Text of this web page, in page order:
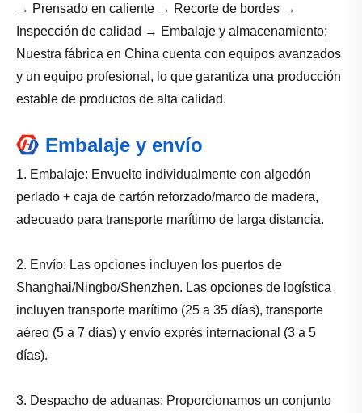
→ Prensado en caliente → Recorte de bordes →
Inspección de calidad → Embalaje y almacenamiento;
Nuestra fábrica en China cuenta con equipos avanzados
y un equipo profesional, lo que garantiza una producción
estable de productos de alta calidad.
Embalaje y envío
1. Embalaje: Envuelto individualmente con algodón
perlado + caja de cartón reforzado/marco de madera,
adecuado para transporte marítimo de larga distancia.
2. Envío: Las opciones incluyen los puertos de
Shanghai/Ningbo/Shenzhen. Las opciones de logística
incluyen transporte marítimo (25 a 35 días), transporte
aéreo (5 a 7 días) y envío exprés internacional (3 a 5
días).
3. Despacho de aduanas: Proporcionamos un conjunto